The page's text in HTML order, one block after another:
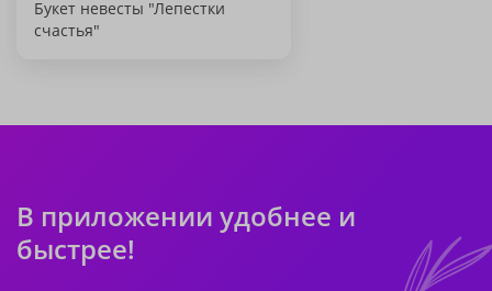
Букет невесты "Лепестки
счастья"
В приложении удобнее и
быстрее!